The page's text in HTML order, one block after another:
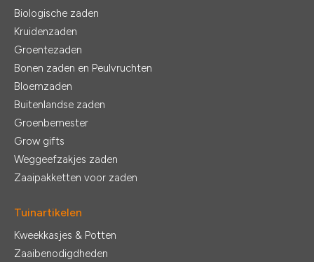
Biologische zaden
Kruidenzaden
Groentezaden
Bonen zaden en Peulvruchten
Bloemzaden
Buitenlandse zaden
Groenbemester
Grow gifts
Weggeefzakjes zaden
Zaaipakketten voor zaden
Tuinartikelen
Kweekkasjes & Potten
Zaaibenodigdheden